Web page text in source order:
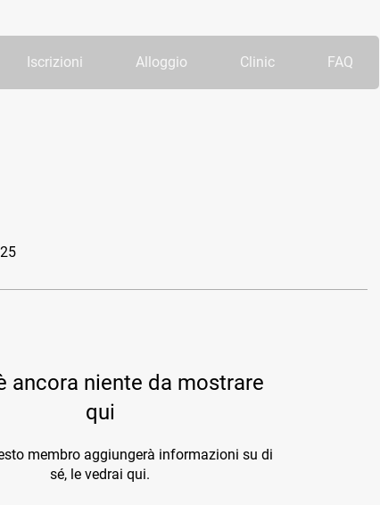
Iscrizioni Alloggio Clinic FAQ
ancora niente da mostrare
qui
membro aggiungerà informazioni su di
sé, le vedrai qui.